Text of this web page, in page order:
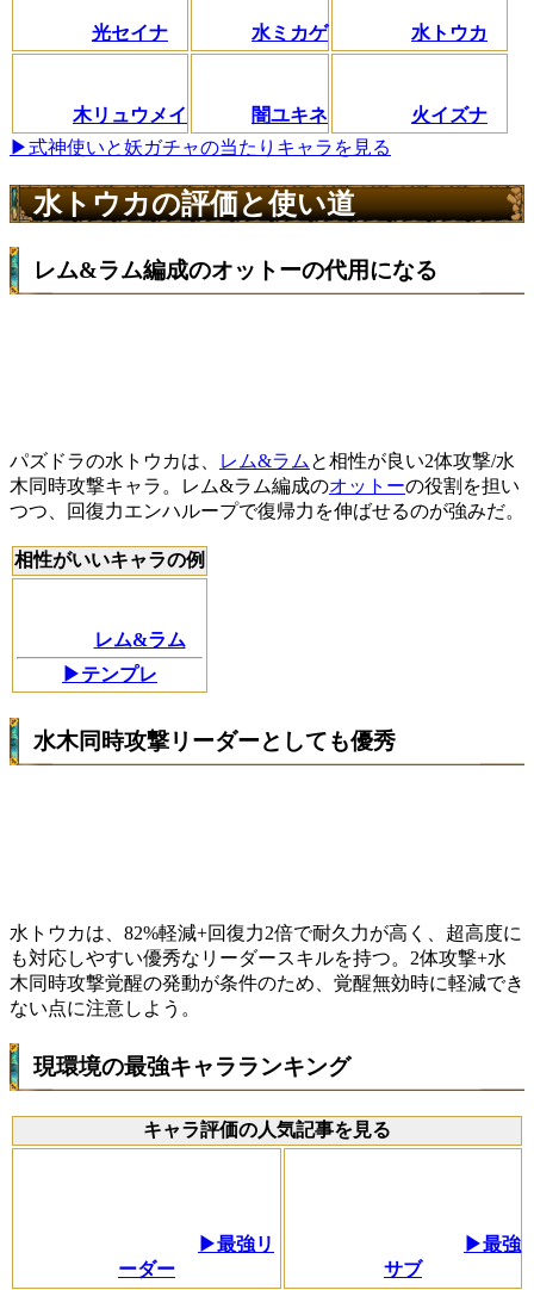
光セイナ 水ミカゲ 水トウカ
木リュウメイ 闇ユキネ
火イズナ
▶式神使いと妖ガチャの当たりキャラを見る
水トウカの評価と使い道
レム&ラム編成のオットーの代用になる
パズドラの水トウカは、 レム&ラム と相性が良い2体攻撃/水
木同時攻撃キャラ。レム&ラム編成のオットーの役割を担い
つつ、回復力エンハループで復帰力を伸ばせるのが強みだ。
相性がいいキャラの例
レム&ラム
▶テンプレ
水木同時攻撃リーダーとしても優秀
水トウカは、82%軽減+回復力2倍で耐久力が高く、超高度に
も対応しやすい優秀なリーダースキルを持つ。2体攻撃+水
木同時攻撃覚醒の発動が条件のため、覚醒無効時に軽減でき
ない点に注意しよう。
現環境の最強キャラランキング
キャラ評価の人気記事を見る
▶最強リ
ーダー
▶最強
サブ